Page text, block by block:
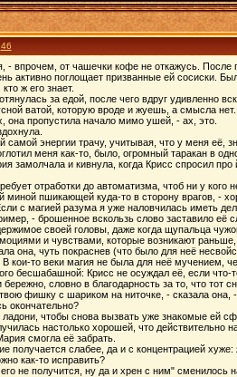
46
впрочем, от чашечки кофе не откажусь. После
активно поглощает призванные ей сосиски.
ж его знает.
за едой, после чего вдруг удивленно
ватой, которую вроде и жуешь, а смысла
пропустила начало мимо ушей, - ах, это.
энергии трачу, учитывая, что у меня
меня как-то, было, огромный таракан в
замолчала и кивнула, когда Крисс спросил
отработки до автоматизма, чтоб ни у
миной пшикающей куда-то в сторону врагов, -
с магией разума я уже наловчилась иметь
- брошенное вскользь слово заставило её
своей головы, даже когда щупальца
и чувствами, которые возникают
она, чуть покраснев (что было для неё
кои-то веки магия не была для неё мучением,
бесшабашной: Крисс не осуждал её, если
словно в благодарность за то, что тот
фишку с шариком на ниточке, - сказала
окончательно?
чтобы снова вызвать уже знакомые ей
настолько хорошей, что
смогла её забрать.
получается слабее, да и с концентрацией
как-то исправить?
не получится, ну да и хрен с ним" сменилось